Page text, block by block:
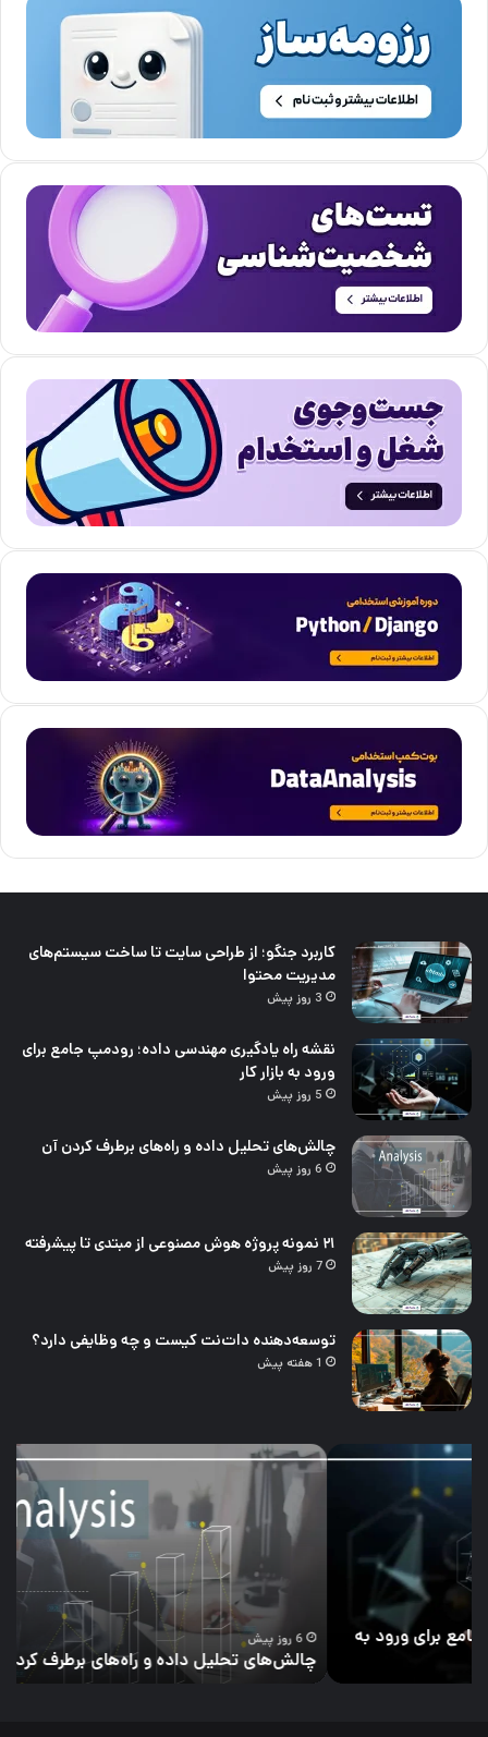
کاربرد جنگو؛ از طراحی سایت تا ساخت سیستم‌های
مدیریت محتوا
3 روز پیش
نقشه راه یادگیری مهندسی داده؛ رودمپ جامع برای
ورود به بازار کار
5 روز پیش
چالش‌های تحلیل داده و راه‌های برطرف کردن آن
6 روز پیش
۲۱ نمونه پروژه هوش مصنوعی از مبتدی تا پیشرفته
7 روز پیش
توسعه‌دهنده دات‌نت کیست و چه وظایفی دارد؟
1 هفته پیش
چالش‌های
داده
راه‌های
برطرف
کردن
6 روز پیش
چالش‌های تحلیل داده و راه‌های برطرف کردن آن
۲۱